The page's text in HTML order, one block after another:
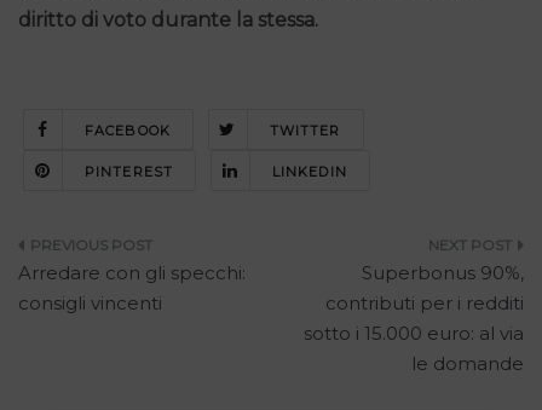
diritto di voto durante la stessa.
FACEBOOK TWITTER
PINTEREST LINKEDIN
Navigazione
articoli
Arredare con gli specchi:
consigli vincenti
Superbonus 90%,
contributi per i redditi
sotto i 15.000 euro: al via
le domande